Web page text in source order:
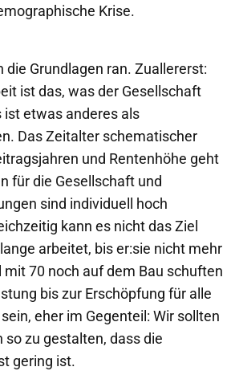
Krise.
die Grundlagen ran. Zuallererst:
ist das, was der Gesellschaft
etwas anderes als
Das Zeitalter schematischer
und Rentenhöhe geht
für die Gesellschaft und
sind individuell hoch
kann es nicht das Ziel
arbeitet, bis er:sie nicht mehr
mit 70 noch auf dem Bau schuften
bis zur Erschöpfung für alle
eher im Gegenteil: Wir sollten
so zu gestalten, dass die
gering ist.